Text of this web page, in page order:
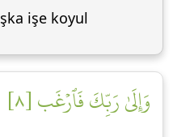
işe koyul
وَإِلَىٰ رَبِّكَ فَٱرۡغَب [٨]